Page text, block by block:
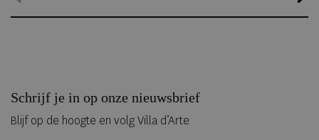
Schrijf je in op onze nieuwsbrief
Blijf op de hoogte en volg Villa d’Arte